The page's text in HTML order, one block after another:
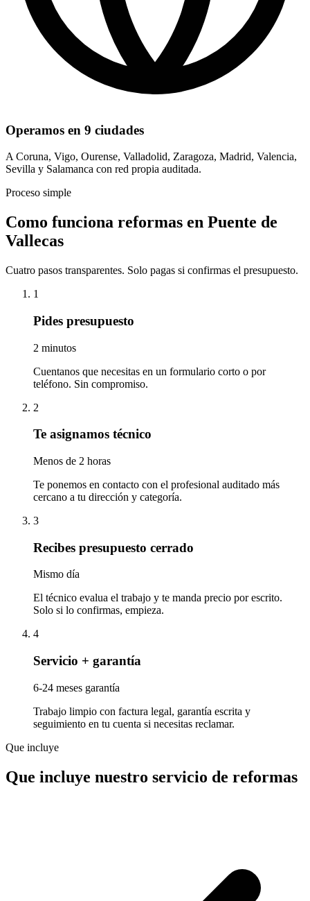
Operamos en 9 ciudades
A Coruna, Vigo, Ourense, Valladolid, Zaragoza, Madrid, Valencia,
Sevilla y Salamanca con red propia auditada.
Proceso simple
Como funciona reformas en Puente de
Vallecas
Cuatro pasos transparentes. Solo pagas si confirmas el presupuesto.
1
Pides presupuesto
2 minutos
Cuentanos que necesitas en un formulario corto o por
teléfono. Sin compromiso.
2
Te asignamos técnico
Menos de 2 horas
Te ponemos en contacto con el profesional auditado más
cercano a tu dirección y categoría.
3
Recibes presupuesto cerrado
Mismo día
El técnico evalua el trabajo y te manda precio por escrito.
Solo si lo confirmas, empieza.
4
Servicio + garantía
6-24 meses garantía
Trabajo limpio con factura legal, garantía escrita y
seguimiento en tu cuenta si necesitas reclamar.
Que incluye
Que incluye nuestro servicio de reformas